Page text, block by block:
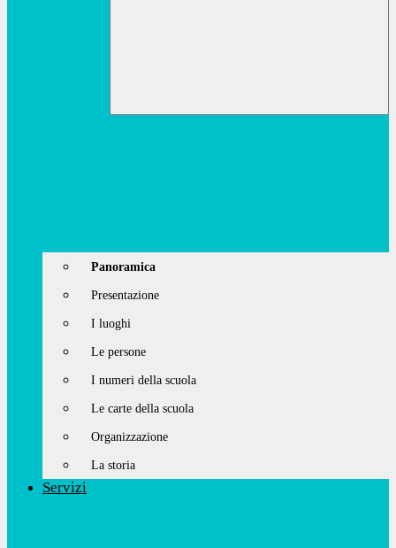
Panoramica
Presentazione
I luoghi
Le persone
I numeri della scuola
Le carte della scuola
Organizzazione
La storia
Servizi